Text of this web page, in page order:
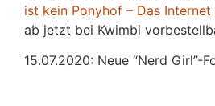
ist kein Ponyhof – Das
ab jetzt bei Kwimbi
15.07.2020: Neue “Nerd Girl”-